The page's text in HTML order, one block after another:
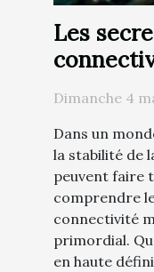
Les
infaillible
votre
Dimanche 4
Dans un
la stabilité de
peuvent faire
comprendre
connectivité
primordial.
en haute